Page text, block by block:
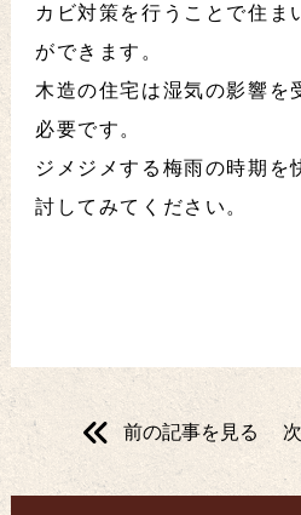
カビ対策を行うことで住ま
ができます。
木造の住宅は湿気の影響を
必要です。
ジメジメする梅雨の時期を
討してみてください。
前の記事を見る